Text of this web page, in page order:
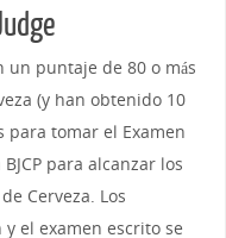
un puntaje de 80 o más
(y han obtenido 10
para tomar el Examen
para alcanzar los
Cerveza. Los
el examen escrito se